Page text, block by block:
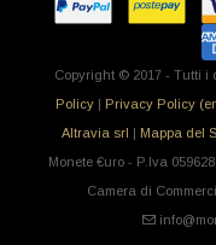
Copyright © 2017 - Tutti i
Policy | Privacy Policy
Altravia srl | Mappa del
Monete €uro - P.Iva
Camera di